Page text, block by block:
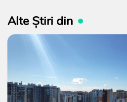
Alte Știri din